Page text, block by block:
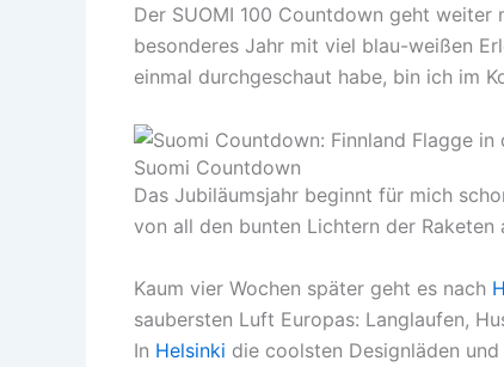
Der SUOMI 100 Countdown geht
besonderes Jahr mit viel blau-weißen
einmal durchgeschaut habe, bin ich im
Suomi Countdown
Das Jubiläumsjahr beginnt für mich
von all den bunten Lichtern der
Kaum vier Wochen später geht es nach
saubersten Luft Europas: Langlaufen,
In Helsinki die coolsten Designläden